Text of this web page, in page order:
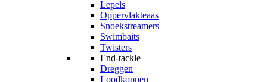
Lepels
Oppervlakteaas
Snoekstreamers
Swimbaits
Twisters
End-tackle
Dreggen
Loodkoppen